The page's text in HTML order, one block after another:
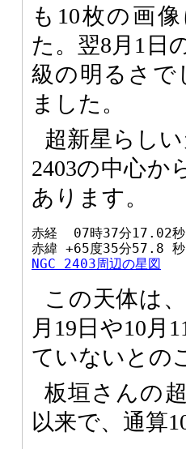
も10枚の画
た。翌8月1日
級の明るさで
ました。
超新星らし
2403の中心か
あります。
赤経  07時37分17.02秒
NGC 2403周辺の星図
この天体は
月19日や10月
ていないとの
板垣さんの
以来で、通算